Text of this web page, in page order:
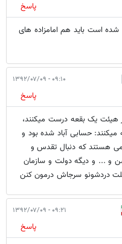
پاسخ
شده است باید هم امامزاده های
۰۹:۱۰ - ۱۳۹۲/۰۷/۰۹
پاسخ
هیئت یک بقعه درست میکنند،
حسابی آباد شده بود و
هستند که دنبال تقدس و
و ... و دیگه دولت و سازمان
ملت دردشونو سرجاش درمون کنن
۰۹:۲۱ - ۱۳۹۲/۰۷/۰۹
پاسخ